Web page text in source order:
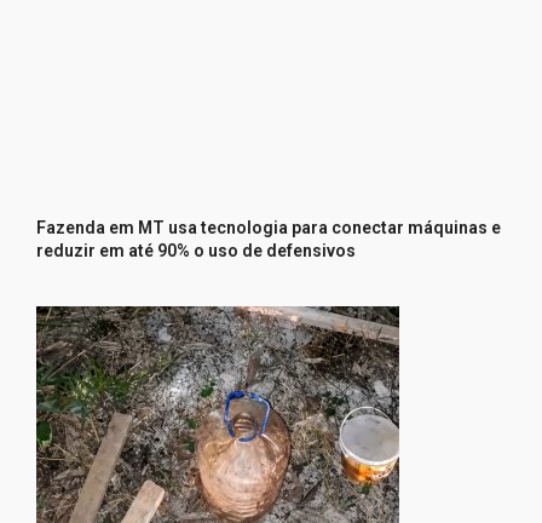
Fazenda em MT usa tecnologia para conectar máquinas e
reduzir em até 90% o uso de defensivos